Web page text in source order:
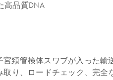
高品質DNA
宮頚管検体スワブが入った
り、ロードチェック、完